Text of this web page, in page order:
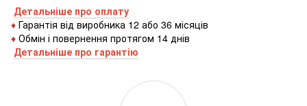
Детальніше про оплату
♦ Гарантія від виробника 12 або 36 місяців
♦ Обмін і повернення протягом 14 днів
Детальніше про гарантію